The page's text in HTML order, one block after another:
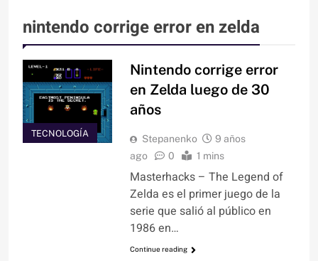
nintendo corrige error en zelda
TECNOLOGÍA
Nintendo corrige error
en Zelda luego de 30
años
Stepanenko
9 años
ago
0 1 mins
Masterhacks – The Legend of
Zelda es el primer juego de la
serie que salió al público en
1986 en…
Continue reading